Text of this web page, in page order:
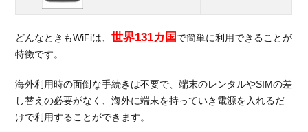
デメ
ト②
通信
が速
くな
どんなときもWiFiは、世界131カ国 で簡単に利用できることが
特徴です。
海外利用時の面倒な手続きは不要で、端末のレンタルやSIMの差
し替えの必要がなく、海外に端末を持っていき電源を入れるだ
けで利用することができます。